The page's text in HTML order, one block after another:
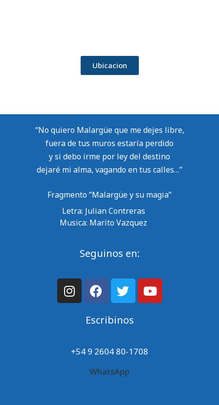
Ubicacion
“No quiero Malargüe que me dejes libre,
fuera de tus muros estaría perdido
y si debo irme por ley del destino
dejaré mi alma, vagando en tus calles…”
Fragmento “Malargüe y su magia”
Letra: Julian Contreras
Musica: Marito Vazquez
Seguinos en:
Escribinos
+54 9 2604 80-1708
WhatsApp